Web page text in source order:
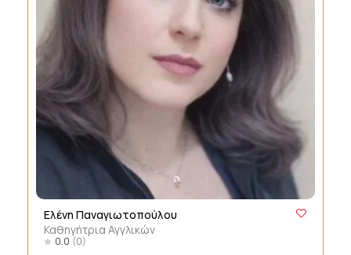
Ελένη Παναγιωτοπούλου
Καθηγήτρια Αγγλικών
0.0 (0)